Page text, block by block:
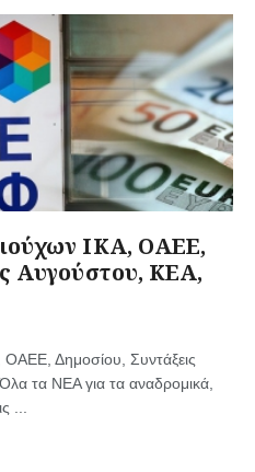
ΙΚΑ, ΟΑΕΕ,
Αυγούστου, ΚΕΑ,
Δημοσίου, Συντάξεις
τα ΝΕΑ για τα αναδρομικά,
...